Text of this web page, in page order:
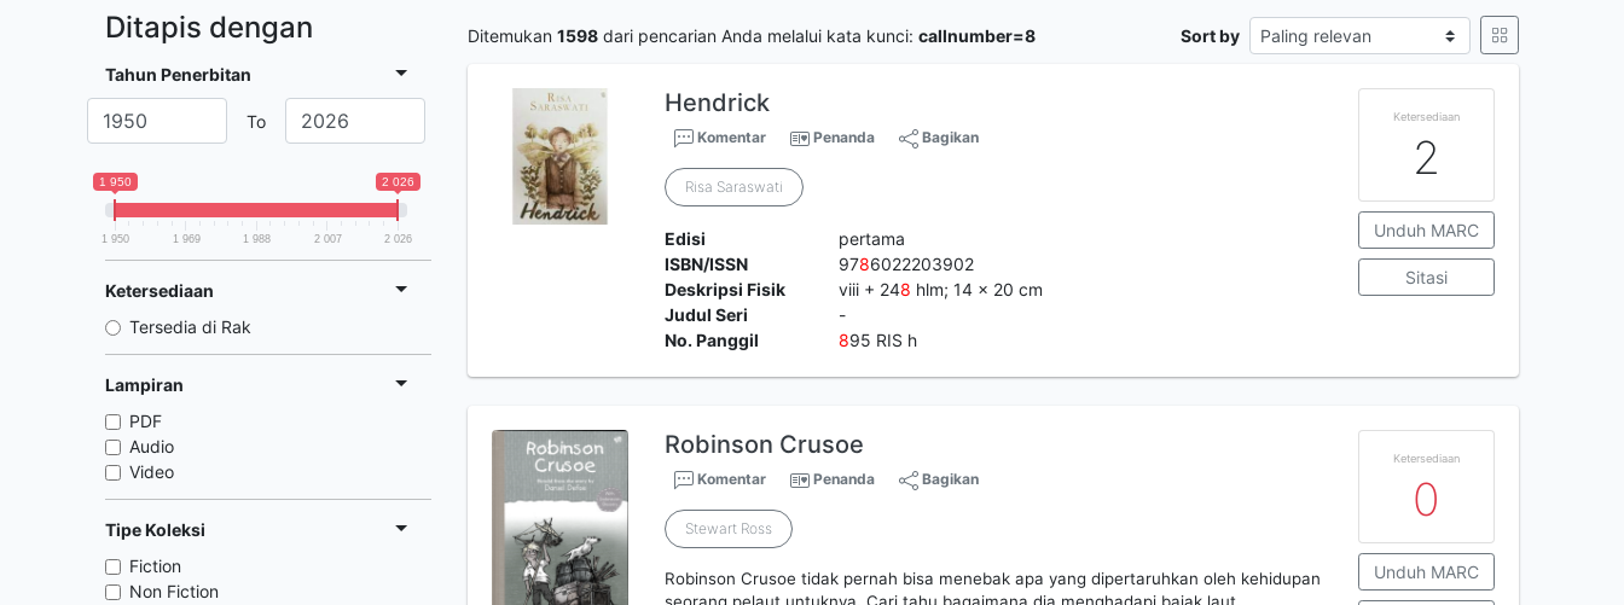
Ditapis dengan
Tahun Penerbitan
To
1 950 2 026
1 950 1 969 1 988 2 007 2 026
Ketersediaan
Tersedia di Rak
Lampiran
PDF
Audio
Video
Tipe Koleksi
Fiction
Non Fiction
Ditemukan 1598 dari pencarian Anda melalui kata kunci: callnumber=8 Sort by
Hendrick
Komentar Penanda Bagikan
Risa Saraswati
Edisi
pertama
ISBN/ISSN
9786022203902
Deskripsi Fisik
viii + 248 hlm; 14 x 20 cm
Judul Seri
-
No. Panggil
895 RIS h
Ketersediaan
2
Unduh MARC
Sitasi
Robinson Crusoe
Komentar Penanda Bagikan
Stewart Ross
Robinson Crusoe tidak pernah bisa menebak apa yang dipertaruhkan oleh kehidupan
Ketersediaan
0
Unduh MARC